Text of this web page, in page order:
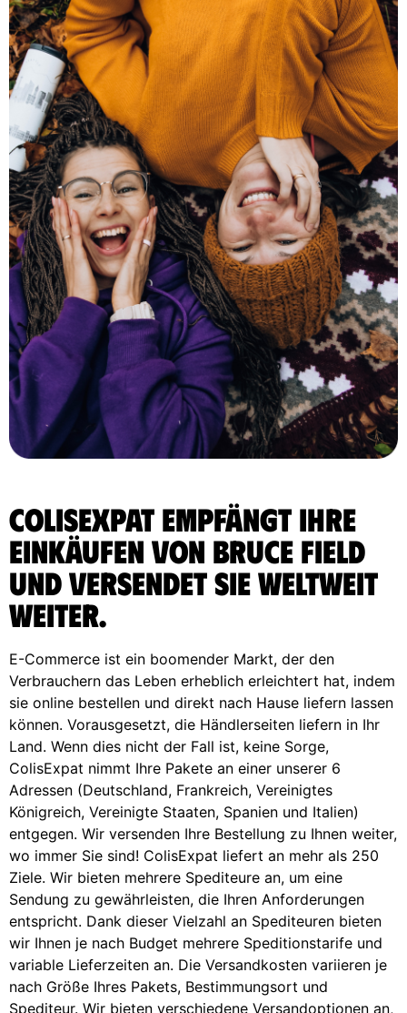
ColisExpat empfängt Ihre
Einkäufen von Bruce Field
und versendet sie weltweit
weiter.
E-Commerce ist ein boomender Markt, der den
Verbrauchern das Leben erheblich erleichtert hat, indem
sie online bestellen und direkt nach Hause liefern lassen
können. Vorausgesetzt, die Händlerseiten liefern in Ihr
Land. Wenn dies nicht der Fall ist, keine Sorge,
ColisExpat nimmt Ihre Pakete an einer unserer 6
Adressen (Deutschland, Frankreich, Vereinigtes
Königreich, Vereinigte Staaten, Spanien und Italien)
entgegen. Wir versenden Ihre Bestellung zu Ihnen weiter,
wo immer Sie sind! ColisExpat liefert an mehr als 250
Ziele. Wir bieten mehrere Spediteure an, um eine
Sendung zu gewährleisten, die Ihren Anforderungen
entspricht. Dank dieser Vielzahl an Spediteuren bieten
wir Ihnen je nach Budget mehrere Speditionstarife und
variable Lieferzeiten an. Die Versandkosten variieren je
nach Größe Ihres Pakets, Bestimmungsort und
Spediteur. Wir bieten verschiedene Versandoptionen an,